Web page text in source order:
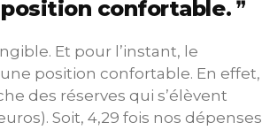
confortable.
Et pour l’instant, le
position confortable. En effet,
des réserves qui s’élèvent
Soit, 4,29 fois nos dépenses